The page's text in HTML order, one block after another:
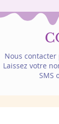
Nous
Laissez votre
SMS